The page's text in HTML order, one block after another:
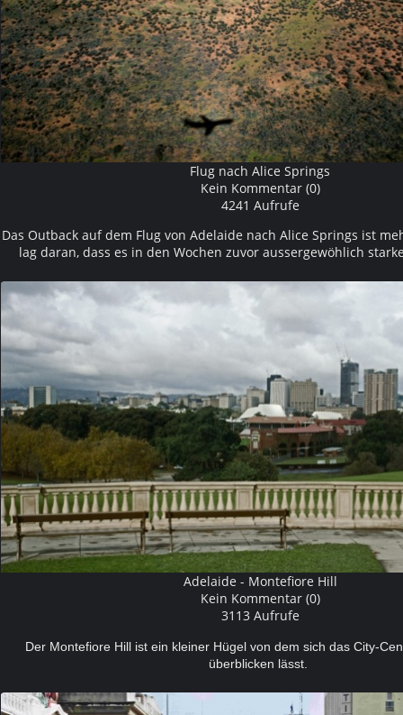
Flug nach Alice Springs
Kein Kommentar (0)
4241 Aufrufe
Das Outback auf dem Flug von Adelaide nach Alice Springs ist
lag daran, dass es in den Wochen zuvor aussergewöhlich
Adelaide - Montefiore Hill
Kein Kommentar (0)
3113 Aufrufe
Der Montefiore Hill ist ein kleiner Hügel von dem sich das City-
überblicken lässt.